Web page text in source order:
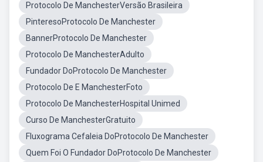
Protocolo De ManchesterVersão Brasileira
PinteresoProtocolo De Manchester
BannerProtocolo De Manchester
Protocolo De ManchesterAdulto
Fundador DoProtocolo De Manchester
Protocolo De E ManchesterFoto
Protocolo De ManchesterHospital Unimed
Curso De ManchesterGratuito
Fluxograma Cefaleia DoProtocolo De Manchester
Quem Foi O Fundador DoProtocolo De Manchester